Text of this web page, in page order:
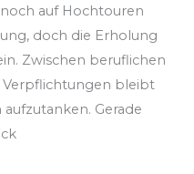
auf Hochtouren
doch die Erholung
Zwischen beruflichen
bleibt
Gerade